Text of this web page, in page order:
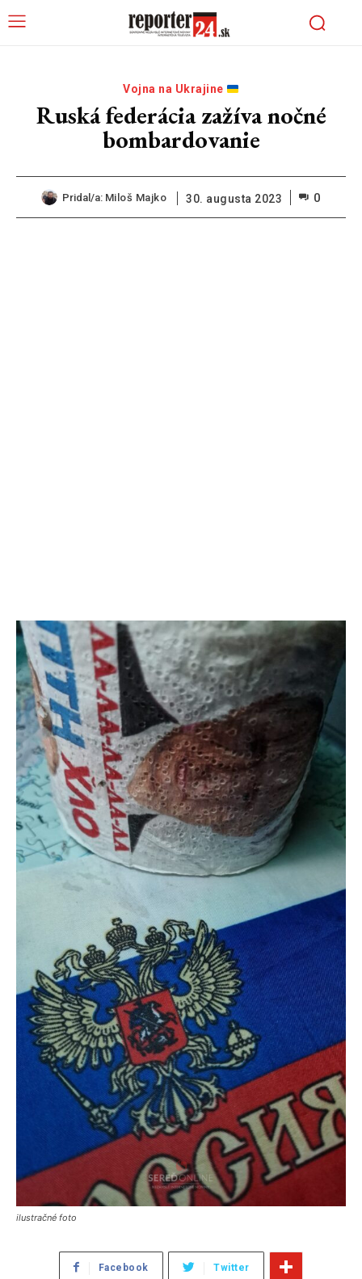
Vojna na Ukrajine
Ruská federácia zažíva nočné
bombardovanie
Pridal/a: Miloš Majko 30. augusta 2023 0
ilustračné foto
Facebook Twitter